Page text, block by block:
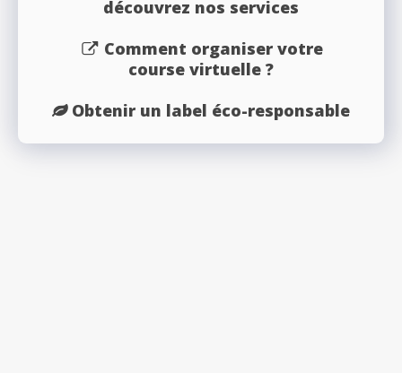
découvrez nos services
Comment organiser votre
course virtuelle ?
Obtenir un label éco-responsable